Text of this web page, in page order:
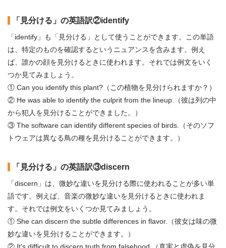
「見分ける」の英語訳②identify
「identify」も「見分ける」として使うことができます。この単語
は、特定のものを確認するというニュアンスを含みます。例え
ば、誰かの顔を見分けるときに使われます。それでは例文をいく
つか見てみましょう。
① Can you identify this plant?（この植物を見分けられますか？）
② He was able to identify the culprit from the lineup.（彼は列の中
から犯人を見分けることができました。）
③ The software can identify different species of birds.（そのソフ
トウェアは異なる鳥の種を見分けることができます。）
「見分ける」の英語訳③discern
「discern」は、微妙な違いを見分ける際に使われることが多い単
語です。例えば、音楽の微妙な違いを見分けるときに使われま
す。それでは例文をいくつか見てみましょう。
① She can discern the subtle differences in flavor.（彼女は味の微
妙な違いを見分けることができます。）